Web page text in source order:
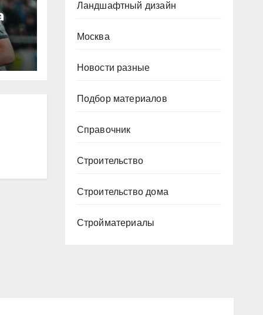
Ландшафтный дизайн
Москва
Новости разные
Подбор материалов
Справочник
Строительство
Строительство дома
Стройматериалы